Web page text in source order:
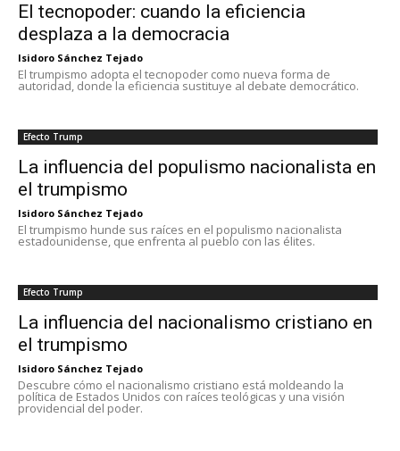
El tecnopoder: cuando la eficiencia
desplaza a la democracia
Isidoro Sánchez Tejado
El trumpismo adopta el tecnopoder como nueva forma de
autoridad, donde la eficiencia sustituye al debate democrático.
Efecto Trump
La influencia del populismo nacionalista en
el trumpismo
Isidoro Sánchez Tejado
El trumpismo hunde sus raíces en el populismo nacionalista
estadounidense, que enfrenta al pueblo con las élites.
Efecto Trump
La influencia del nacionalismo cristiano en
el trumpismo
Isidoro Sánchez Tejado
Descubre cómo el nacionalismo cristiano está moldeando la
política de Estados Unidos con raíces teológicas y una visión
providencial del poder.